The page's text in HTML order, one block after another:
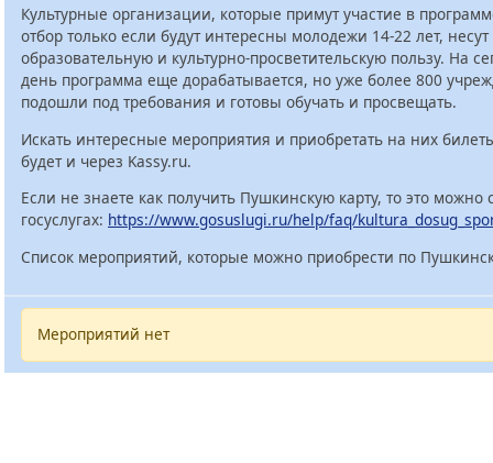
Культурные организации, которые примут участие в
отбор только если будут интересны молодежи 14-22 лет,
образовательную и культурно-просветительскую пользу. На
день программа еще дорабатывается, но уже более 800
подошли под требования и готовы обучать и просвещать.
Искать интересные мероприятия и приобретать на них
будет и через Kassy.ru.
Если не знаете как получить Пушкинскую карту, то это можно
госуслугах: https://www.gosuslugi.ru/help/faq/
Список мероприятий, которые можно приобрести по
Мероприятий нет